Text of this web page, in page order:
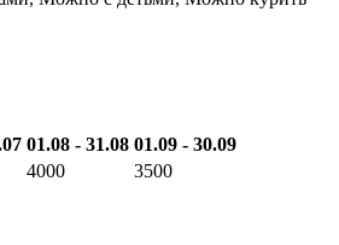
01.08 - 31.08 01.09 - 30.09
4000 3500